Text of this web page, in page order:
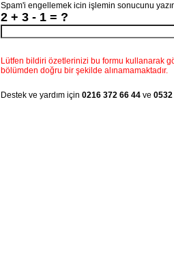
Spam'i engellemek icin işlemin sonucunu
2 + 3 - 1 = ?
Lütfen bildiri özetlerinizi bu formu kullanarak
bölümden doğru bir şekilde alınamamaktadır.
Destek ve yardım için 0216 372 66 44 ve